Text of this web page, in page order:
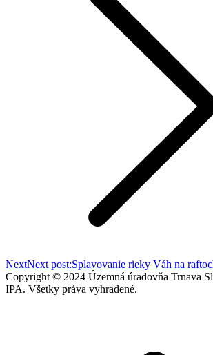
NextNext post:Splavovanie rieky Váh na
Copyright © 2024 Územná úradovňa Trnava
IPA. Všetky práva vyhradené.